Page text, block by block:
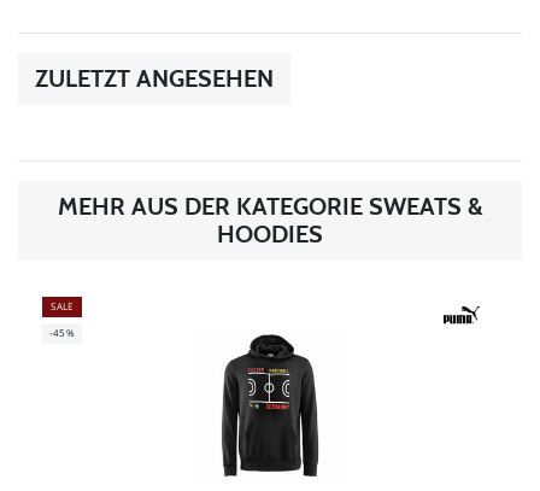
ZULETZT ANGESEHEN
MEHR AUS DER KATEGORIE SWEATS &
HOODIES
SALE
-45%